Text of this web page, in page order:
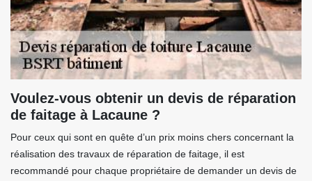
Voulez-vous obtenir un devis de réparation
de faitage à Lacaune ?
Pour ceux qui sont en quête d’un prix moins chers concernant la
réalisation des travaux de réparation de faitage, il est
recommandé pour chaque propriétaire de demander un devis de